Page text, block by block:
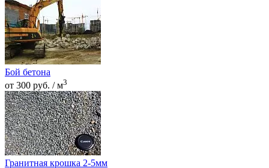
Бой бетона
от 300 руб. / м3
Гранитная крошка 2-5мм